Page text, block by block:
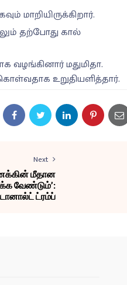
மாறியிருக்கிறார்.
தற்போது கால்
மதுமிதா.
உறுதியளித்தார்.
Next
மீதான
வேண்டும்’:
ட்ரம்ப்